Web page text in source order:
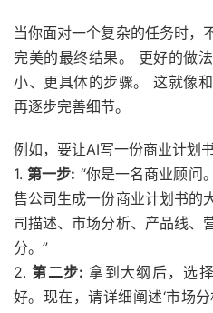
当你面对一个复杂的任务时，
完美的最终结果。 更好的做
小、更具体的步骤。 这就像
再逐步完善细节。
例如，要让AI写一份商业计划
1.第一步: “你是一名商业顾问
售公司生成一份商业计划书的
司描述、市场分析、产品线、
分。”
2.第二步: 拿到大纲后，选
好。现在，请详细阐述‘市场